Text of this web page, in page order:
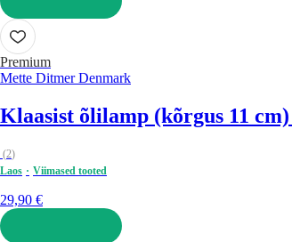
LISA OSTUKORVI
Premium
Mette Ditmer Denmark
Klaasist õlilamp (kõrgus 11
(2)
Laos
Viimased tooted
29,90 €